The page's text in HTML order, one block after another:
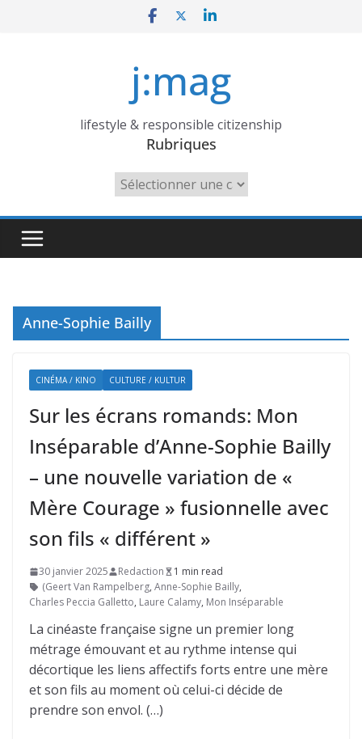
j:mag
lifestyle & responsible citizenship
Rubriques
Rubriques
Anne-Sophie Bailly
CINÉMA / KINO CULTURE / KULTUR
Sur les écrans romands: Mon
Inséparable d’Anne-Sophie Bailly
– une nouvelle variation de «
Mère Courage » fusionnelle avec
son fils « différent »
30 janvier 2025 Redaction
1 min read
(Geert Van Rampelberg, Anne-Sophie Bailly,
Charles Peccia Galletto, Laure Calamy, Mon Inséparable
La cinéaste française signe un premier long
métrage émouvant et au rythme intense qui
décortique les liens affectifs forts entre une mère
et son fils au moment où celui-ci décide de
prendre son envol. (…)